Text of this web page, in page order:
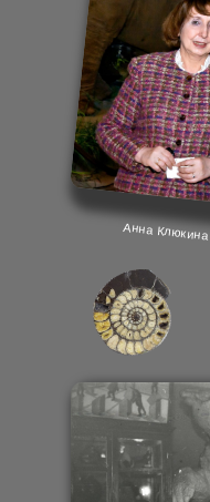
Анна